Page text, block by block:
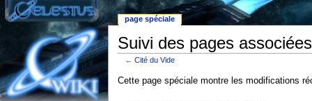
Suivi des pages
←Cité du Vide
Cette page spéciale montre les modifications
page spéciale